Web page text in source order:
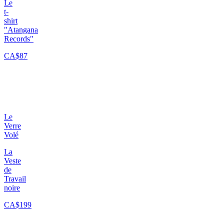
Le
t-
shirt
"Atangana
Records"
CA$87
Le
Verre
Volé
La
Veste
de
Travail
noire
CA$199